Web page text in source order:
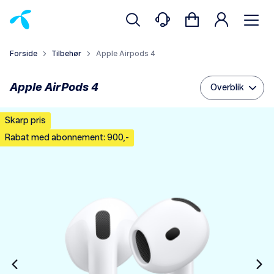
Forside Tilbehør Apple Airpods 4
Apple AirPods 4 Overblik
Skarp pris
Rabat med abonnement: 900,-